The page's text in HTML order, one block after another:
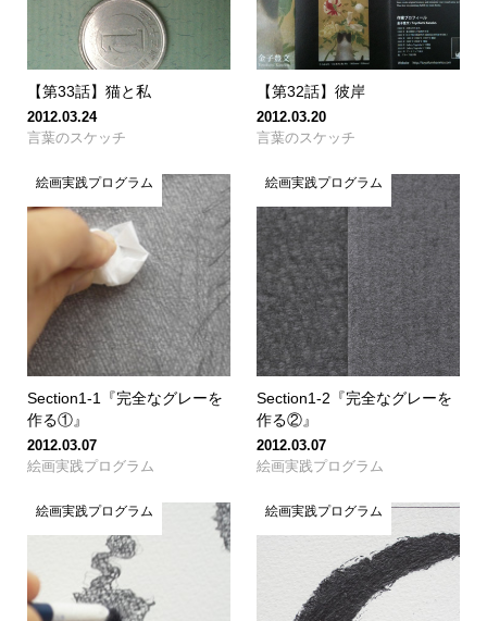
【第33話】猫と私
2012.03.24
言葉のスケッチ
【第32話】彼岸
2012.03.20
言葉のスケッチ
絵画実践プログラム
Section1-1『完全なグレーを
作る①』
2012.03.07
絵画実践プログラム
絵画実践プログラム
Section1-2『完全なグレーを
作る②』
2012.03.07
絵画実践プログラム
絵画実践プログラム 絵画実践プログラム